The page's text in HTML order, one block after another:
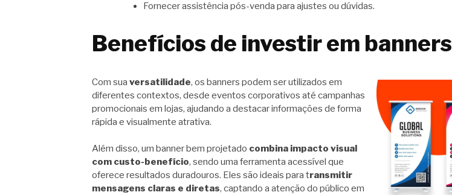
Fornecer assistência pós-venda para ajustes ou dúvidas.
Benefícios de investir em banners
Com sua versatilidade, os banners podem ser utilizados em
diferentes contextos, desde eventos corporativos até campanhas
promocionais em lojas, ajudando a destacar informações de forma
rápida e visualmente atrativa.
Além disso, um banner bem projetado combina impacto visual
com custo-benefício, sendo uma ferramenta acessível que
oferece resultados duradouros. Eles são ideais para transmitir
mensagens claras e diretas, captando a atenção do público em